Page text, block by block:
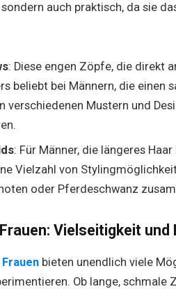
auch praktisch, da sie
: Diese engen Zöpfe, die direkt
beliebt bei Männern, die einen
verschiedenen Mustern und
: Für Männer, die längeres
Vielzahl von
oder Pferdeschwanz
Vielseitigkeit und
bieten unendlich viele
Ob lange,